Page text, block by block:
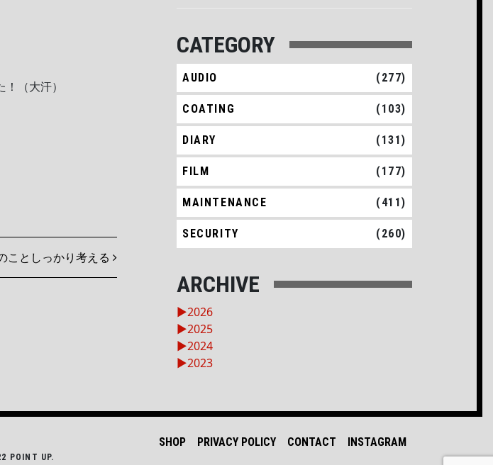
（大汗）
ことしっかり考える
CATEGORY
AUDIO (277)
COATING (103)
DIARY (131)
FILM (177)
MAINTENANCE (411)
SECURITY (260)
ARCHIVE
►2026
►2025
►2024
►2023
SHOP PRIVACY POLICY CONTACT INSTAGRAM
POINT UP.